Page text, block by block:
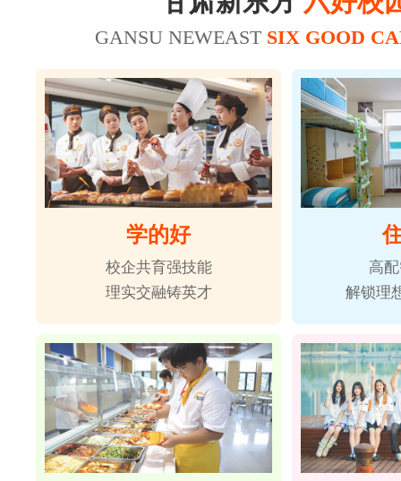
18 21 美容师
GANSU NEWEASTSIX GOOD
学的好
校企共育强技能
理实交融铸英才
高
解锁理